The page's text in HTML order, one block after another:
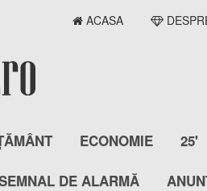
ACASA
ECONOMIE 25'
DE ALARMĂ